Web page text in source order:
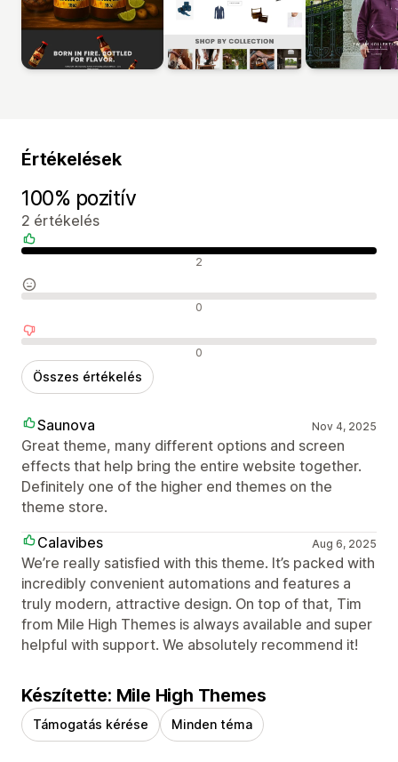
Értékelések
100% pozitív
2 értékelés
Pozitív értékelések 2
Semleges értékelések 0
Negatív értékelések 0
Összes értékelés
Saunova Nov 4, 2025
Great theme, many different options and screen
effects that help bring the entire website together.
Definitely one of the higher end themes on the
theme store.
Calavibes
Aug 6, 2025
We’re really satisfied with this theme. It’s packed with
incredibly convenient automations and features a
truly modern, attractive design. On top of that, Tim
from Mile High Themes is always available and super
helpful with support. We absolutely recommend it!
Készítette: Mile High Themes
Támogatás kérése Minden téma